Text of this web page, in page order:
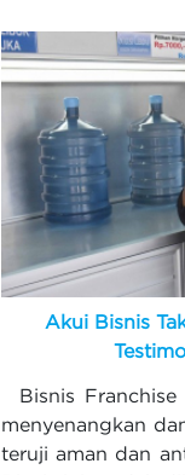
Akui Bisnis
Bisnis
menyenangkan
teruji aman dan